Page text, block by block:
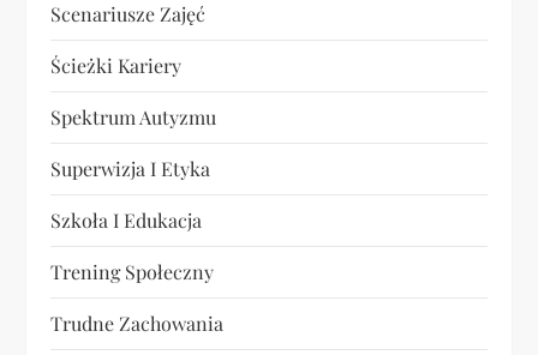
Scenariusze Zajęć
Ścieżki Kariery
Spektrum Autyzmu
Superwizja I Etyka
Szkoła I Edukacja
Trening Społeczny
Trudne Zachowania